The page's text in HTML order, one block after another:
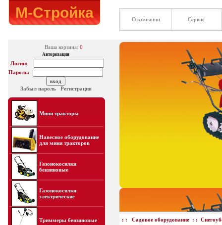
М-Стройка О компании Сервис
Ваша корзина: 0
Авторизация
Логин:
Пароль:
Забыл пароль Регистрация
Мини тракторы
Навесное оборудование
для мини тракторов
Газонокосилки
бензиновые
Газонокосилки
электрические
Триммеры бензиновые : : Садовое оборудование: :